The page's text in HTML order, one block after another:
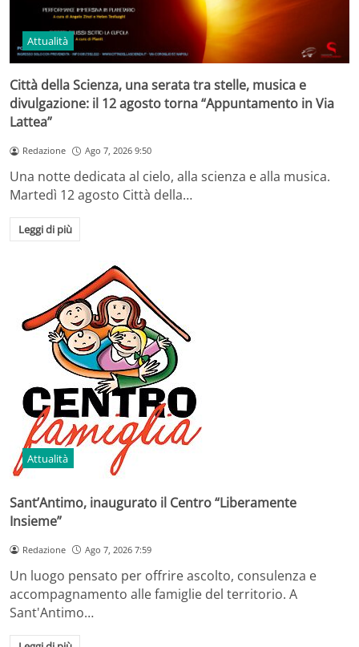
Attualità
Città della Scienza, una serata tra stelle, musica e
divulgazione: il 12 agosto torna “Appuntamento in Via
Lattea”
Redazione Ago 7, 2026 9:50
Una notte dedicata al cielo, alla scienza e alla musica.
Martedì 12 agosto Città della…
Leggi di più
Attualità
Sant’Antimo, inaugurato il Centro “Liberamente
Insieme”
Redazione Ago 7, 2026 7:59
Un luogo pensato per offrire ascolto, consulenza e
accompagnamento alle famiglie del territorio. A
Sant'Antimo…